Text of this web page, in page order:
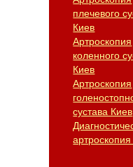
плечевого
Киев
Артроскопия
коленного
Киев
Артроскопия
сустава Киев